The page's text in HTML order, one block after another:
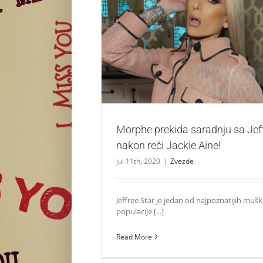
Morphe prekida saradnju sa Jeffree
Jackie Aine!
Zvezde
Morphe prekida saradnju sa
nakon reči Jackie Aine!
jul 11th, 2020 | Zvezde
Jeffree Star je jedan od najpoznatijih
populacije [...]
Read More